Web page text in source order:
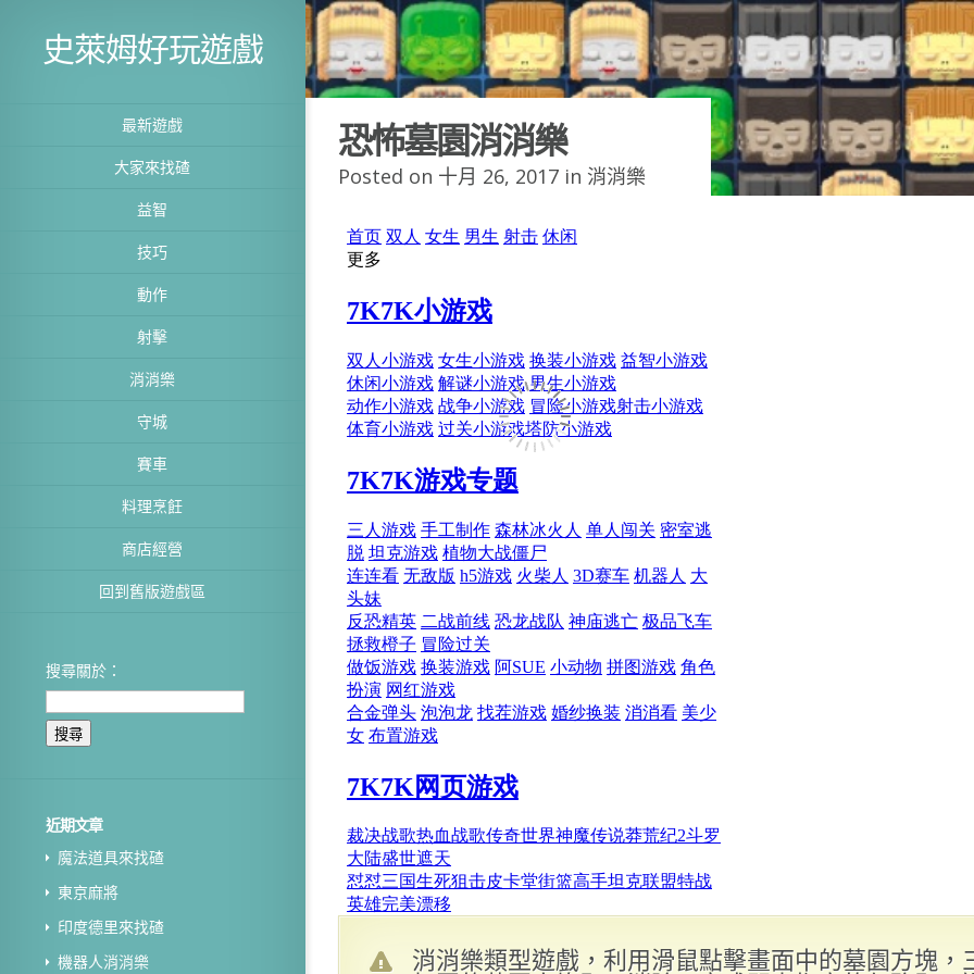
史萊姆好玩遊戲
最新遊戲
大家來找碴
益智
技巧
動作
射擊
消消樂
守城
賽車
料理烹飪
商店經營
回到舊版遊戲區
搜尋關於：
近期文章
魔法道具來找碴
東京麻將
印度德里來找碴
機器人消消樂
恐怖墓園消消樂
Posted on 十月 26, 2017 in 消消樂
消消樂類型遊戲，利用滑鼠點擊畫面中的墓園方塊，